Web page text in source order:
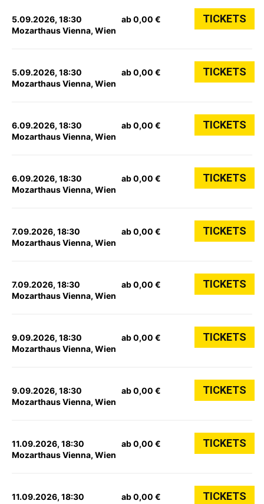
5.09.2026, 18:30
Mozarthaus Vienna, Wien
ab 0,00 € TICKETS
5.09.2026, 18:30
Mozarthaus Vienna, Wien
ab 0,00 € TICKETS
6.09.2026, 18:30
Mozarthaus Vienna, Wien
ab 0,00 € TICKETS
6.09.2026, 18:30
Mozarthaus Vienna, Wien
ab 0,00 € TICKETS
7.09.2026, 18:30
Mozarthaus Vienna, Wien
ab 0,00 € TICKETS
7.09.2026, 18:30
Mozarthaus Vienna, Wien
ab 0,00 € TICKETS
9.09.2026, 18:30
Mozarthaus Vienna, Wien
ab 0,00 € TICKETS
9.09.2026, 18:30
Mozarthaus Vienna, Wien
ab 0,00 € TICKETS
11.09.2026, 18:30
Mozarthaus Vienna, Wien
ab 0,00 € TICKETS
11.09.2026, 18:30
ab 0,00 € TICKETS